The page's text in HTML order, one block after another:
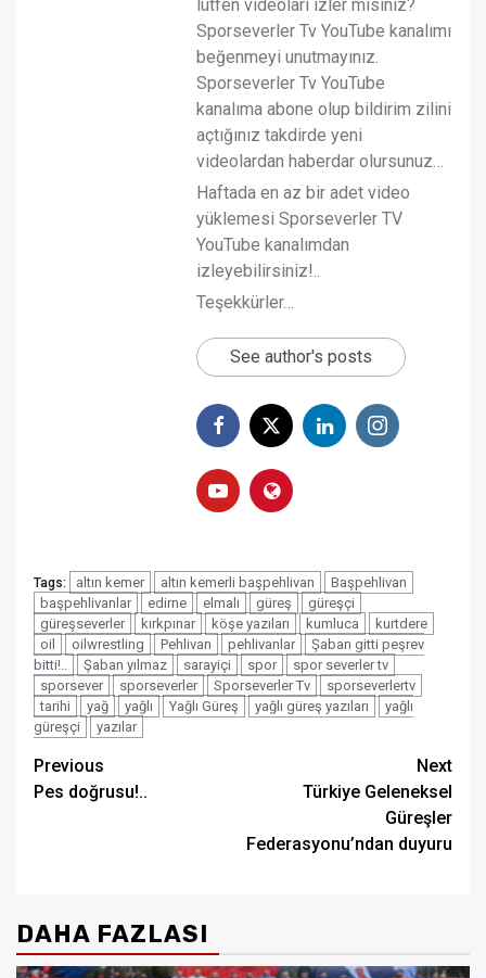
lütfen videoları izler misiniz?
Sporseverler Tv YouTube kanalımı
beğenmeyi unutmayınız.
Sporseverler Tv YouTube
kanalıma abone olup bildirim zilini
açtığınız takdirde yeni
videolardan haberdar olursunuz…
Haftada en az bir adet video
yüklemesi Sporseverler TV
YouTube kanalımdan
izleyebilirsiniz!..
Teşekkürler…
See author's posts
Tags: altın kemer altın kemerli başpehlivan
Başpehlivan
başpehlivanlar
edirne elmalı güreş
güreşçi
güreşseverler
kırkpınar köşe yazıları kumluca
kurtdere
oil
oilwrestling Pehlivan pehlivanlar
Şaban gitti peşrev
bitti!..
Şaban yılmaz sarayiçi spor
spor severler tv
sporsever
sporseverler Sporseverler Tv
sporseverlertv
tarihi
yağ yağlı Yağlı Güreş yağlı güreş yazıları
yağlı
güreşçi
yazılar
Post
navigation
Previous
Pes doğrusu!..
Next
Türkiye Geleneksel
Güreşler
Federasyonu’ndan duyuru
DAHA FAZLASI